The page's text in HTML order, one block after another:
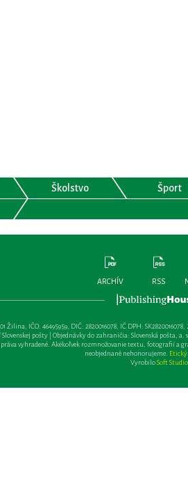
Školstvo Šport
ARCHÍV RSS
IČO: 46495959, DIČ: 2820016078, IČ DPH:
pošty | Objednávky do zahraničia: Slovenská pošta,
vyhradené. Akékoľvek rozmnožovanie textu, fotografií a
neobjednané nehonorujeme.
VyrobiloSoft Studio